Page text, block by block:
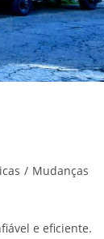
/ Mudanças
e eficiente.